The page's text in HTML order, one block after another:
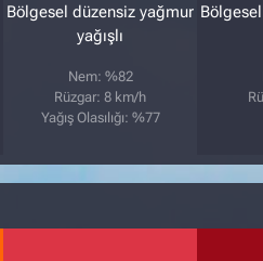
Bölgesel düzensiz yağmur
yağışlı
Nem: %82
Rüzgar: 8 km/h
Yağış Olasılığı: %77